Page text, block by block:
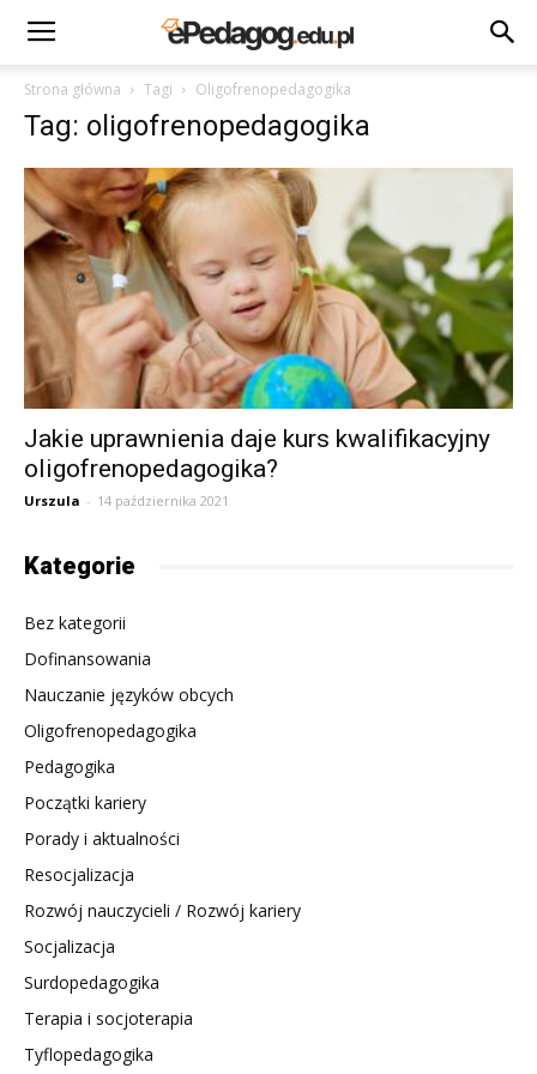
Strona główna Tagi Oligofrenopedagogika
Tag: oligofrenopedagogika
Jakie uprawnienia daje kurs kwalifikacyjny
oligofrenopedagogika?
Urszula - 14 października 2021
Kategorie
Bez kategorii
Dofinansowania
Nauczanie języków obcych
Oligofrenopedagogika
Pedagogika
Początki kariery
Porady i aktualności
Resocjalizacja
Rozwój nauczycieli / Rozwój kariery
Socjalizacja
Surdopedagogika
Terapia i socjoterapia
Tyflopedagogika